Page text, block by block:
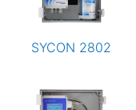
SYCON 2802